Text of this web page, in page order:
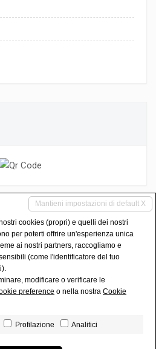
INSTAGRAM
SU WHATSAPP
di Novello Gianni - P. IVA
Mantieni impostazioni di default X
cookies (propri) e quelli dei nostri
per poterti offrire un'esperienza unica
ai nostri partners, raccogliamo e
(come l'identificatore del tuo
modificare o verificare le
preference o nella nostra Cookie
Profilazione Analitici